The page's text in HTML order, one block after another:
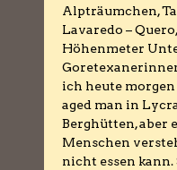
Alpträumchen,
Lavaredo – Quero,
Höhenmeter
ich heute
aged man in
Berghütten, aber
Menschen
nicht essen